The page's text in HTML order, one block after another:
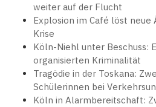
weiter auf der Flucht
Explosion im Café löst neue
Krise
Köln-Niehl unter Beschuss:
organisierten Kriminalität
Tragödie in der Toskana:
Schülerinnen bei
Köln in Alarmbereitschaft: